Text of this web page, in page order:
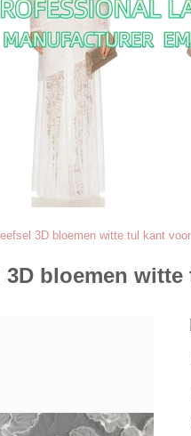
3D bloemen witte tul kant
bloemen